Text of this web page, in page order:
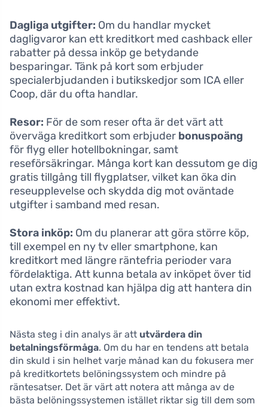
Dagliga utgifter: Om du handlar mycket
dagligvaror kan ett kreditkort med cashback eller
rabatter på dessa inköp ge betydande
besparingar. Tänk på kort som erbjuder
specialerbjudanden i butikskedjor som ICA eller
Coop, där du ofta handlar.
Resor: För de som reser ofta är det värt att
överväga kreditkort som erbjuder bonuspoäng
för flyg eller hotellbokningar, samt
reseförsäkringar. Många kort kan dessutom ge dig
gratis tillgång till flygplatser, vilket kan öka din
reseupplevelse och skydda dig mot oväntade
utgifter i samband med resan.
Stora inköp: Om du planerar att göra större köp,
till exempel en ny tv eller smartphone, kan
kreditkort med längre räntefria perioder vara
fördelaktiga. Att kunna betala av inköpet över tid
utan extra kostnad kan hjälpa dig att hantera din
ekonomi mer effektivt.
Nästa steg i din analys är att utvärdera din
betalningsförmåga. Om du har en tendens att betala
din skuld i sin helhet varje månad kan du fokusera mer
på kreditkortets belöningssystem och mindre på
räntesatser. Det är värt att notera att många av de
bästa belöningssystemen istället riktar sig till dem som